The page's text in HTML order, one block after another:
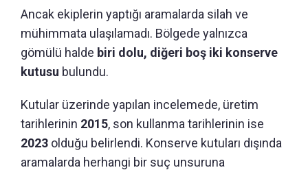
Ancak ekiplerin yaptığı aramalarda silah ve
mühimmata ulaşılamadı. Bölgede yalnızca
gömülü halde biri dolu, diğeri boş iki konserve
kutusu bulundu.
Kutular üzerinde yapılan incelemede, üretim
tarihlerinin 2015, son kullanma tarihlerinin ise
2023 olduğu belirlendi. Konserve kutuları dışında
aramalarda herhangi bir suç unsuruna